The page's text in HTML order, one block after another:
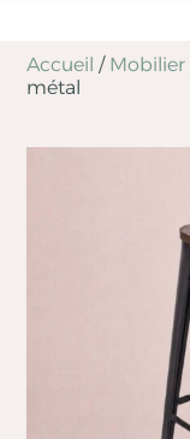
Accueil / Mobilier
métal